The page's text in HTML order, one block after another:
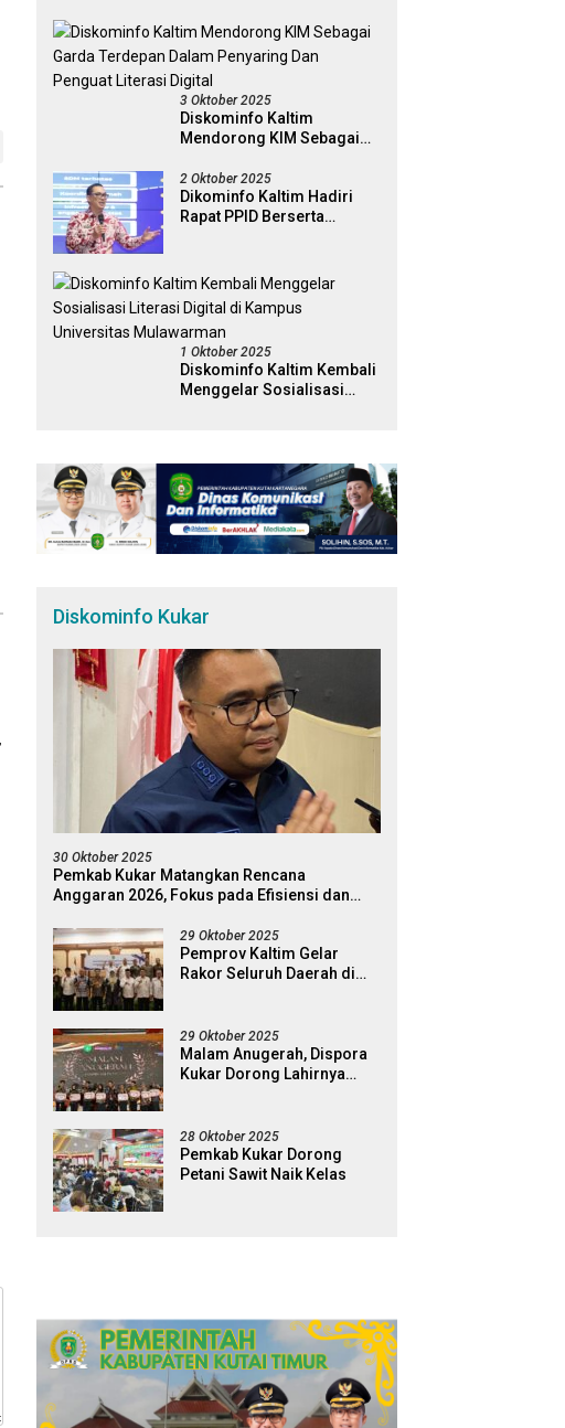
3 Oktober 2025
Diskominfo Kaltim
Mendorong KIM Sebagai
Penyaring Dan Penguat
Literasi Digital
2 Oktober 2025
Dikominfo Kaltim Hadiri
Rapat PPID Berserta
1 Oktober 2025
Diskominfo Kaltim Kembali
Menggelar Sosialisasi
Diskominfo Kukar
30 Oktober 2025
Pemkab Kukar Matangkan Rencana
Anggaran 2026, Fokus pada Efisiensi dan
29 Oktober 2025
Pemprov Kaltim Gelar
Rakor Seluruh Daerah di
29 Oktober 2025
Malam Anugerah, Dispora
Kukar Dorong Lahirnya
28 Oktober 2025
Pemkab Kukar Dorong
Petani Sawit Naik Kelas